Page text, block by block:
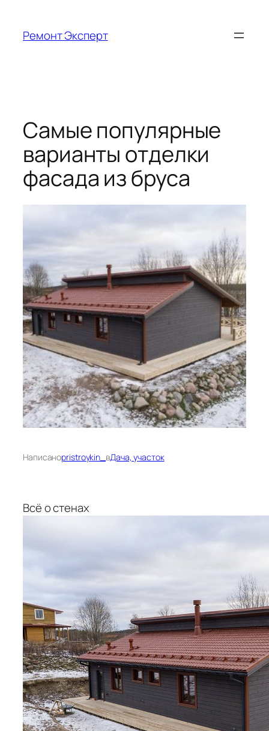
содержимому
Ремонт Эксперт
Самые популярные
варианты отделки
фасада из бруса
Написаноpristroykin_ вДача, участок
Всё о стенах